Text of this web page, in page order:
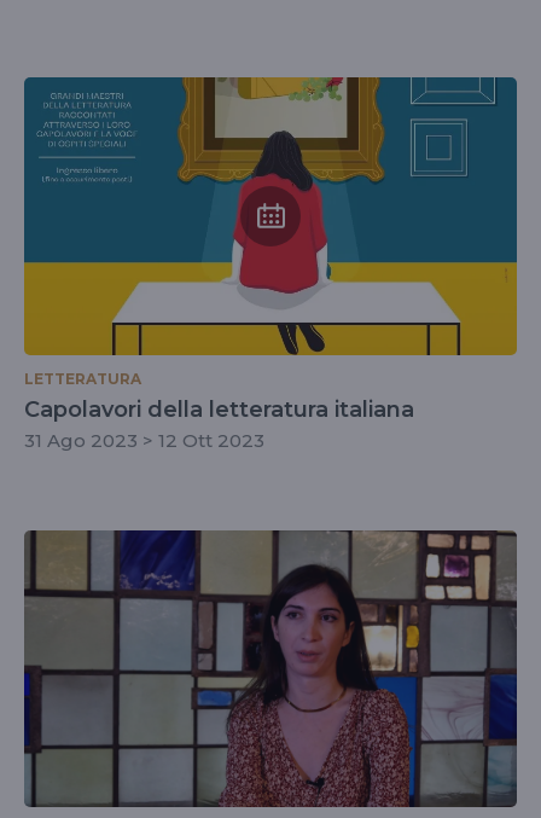
LETTERATURA
Capolavori della letteratura italiana
31 Ago 2023 > 12 Ott 2023